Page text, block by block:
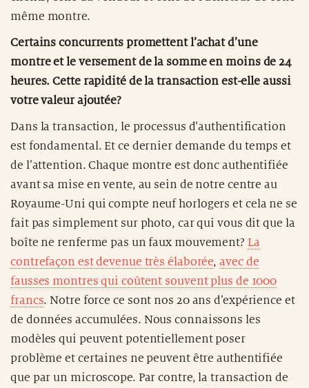
même montre.
Certains concurrents promettent l’achat d’une
montre et le versement de la somme en moins de 24
heures. Cette rapidité de la transaction est-elle aussi
votre valeur ajoutée?
Dans la transaction, le processus d’authentification
est fondamental. Et ce dernier demande du temps et
de l’attention. Chaque montre est donc authentifiée
avant sa mise en vente, au sein de notre centre au
Royaume-Uni qui compte neuf horlogers et cela ne se
fait pas simplement sur photo, car qui vous dit que la
boîte ne renferme pas un faux mouvement? La
contrefaçon est devenue très élaborée,avec de
fausses montres qui coûtent souvent plus de 1000
francs. Notre force ce sont nos 20 ans d’expérience et
de données accumulées. Nous connaissons les
modèles qui peuvent potentiellement poser
problème et certaines ne peuvent être authentifiée
que par un microscope. Par contre, la transaction de